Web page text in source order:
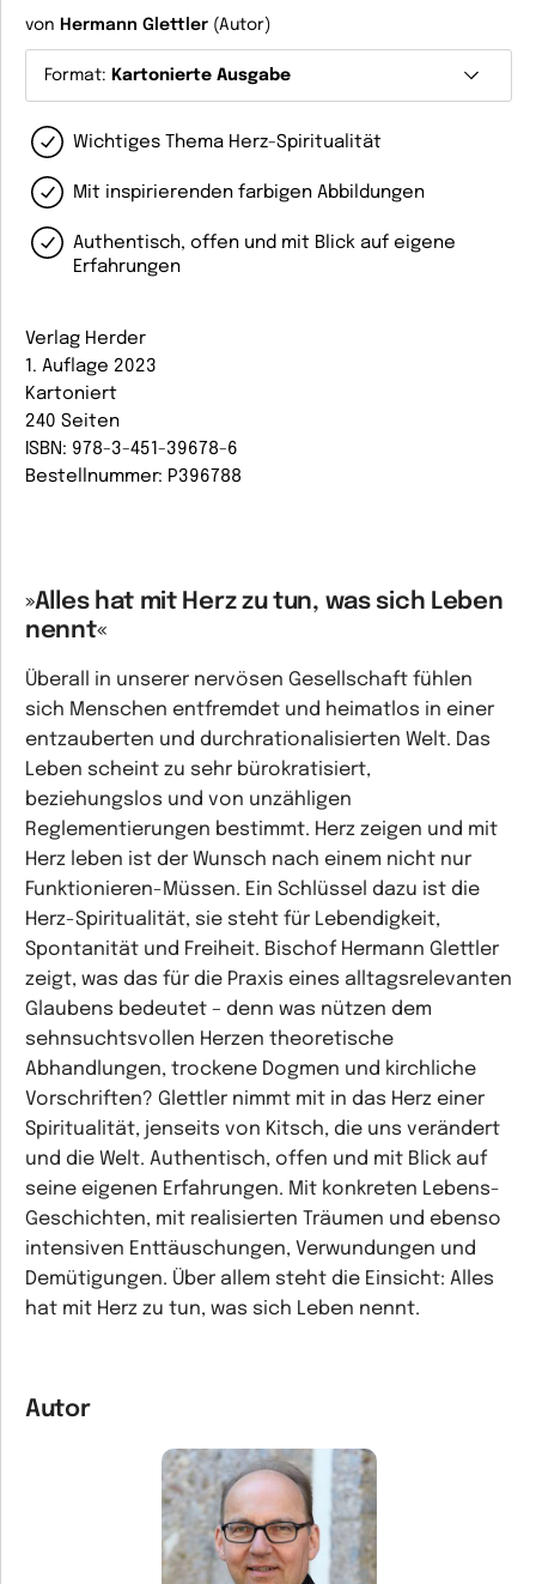
von Hermann Glettler (Autor)
Format: Kartonierte Ausgabe
Wichtiges Thema Herz-Spiritualität
Mit inspirierenden farbigen Abbildungen
Authentisch, offen und mit Blick auf eigene
Erfahrungen
Verlag Herder
1. Auflage 2023
Kartoniert
240 Seiten
ISBN: 978-3-451-39678-6
Bestellnummer: P396788
»Alles hat mit Herz zu tun, was sich Leben
nennt«
Überall in unserer nervösen Gesellschaft fühlen
sich Menschen entfremdet und heimatlos in einer
entzauberten und durchrationalisierten Welt. Das
Leben scheint zu sehr bürokratisiert,
beziehungslos und von unzähligen
Reglementierungen bestimmt. Herz zeigen und mit
Herz leben ist der Wunsch nach einem nicht nur
Funktionieren-Müssen. Ein Schlüssel dazu ist die
Herz-Spiritualität, sie steht für Lebendigkeit,
Spontanität und Freiheit. Bischof Hermann Glettler
zeigt, was das für die Praxis eines alltagsrelevanten
Glaubens bedeutet – denn was nützen dem
sehnsuchtsvollen Herzen theoretische
Abhandlungen, trockene Dogmen und kirchliche
Vorschriften? Glettler nimmt mit in das Herz einer
Spiritualität, jenseits von Kitsch, die uns verändert
und die Welt. Authentisch, offen und mit Blick auf
seine eigenen Erfahrungen. Mit konkreten Lebens-
Geschichten, mit realisierten Träumen und ebenso
intensiven Enttäuschungen, Verwundungen und
Demütigungen. Über allem steht die Einsicht: Alles
hat mit Herz zu tun, was sich Leben nennt.
Autor